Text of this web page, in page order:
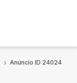
Anúncio ID 24024